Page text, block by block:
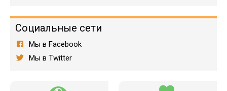
Социальные сети
Мы в Facebook
Мы в Twitter